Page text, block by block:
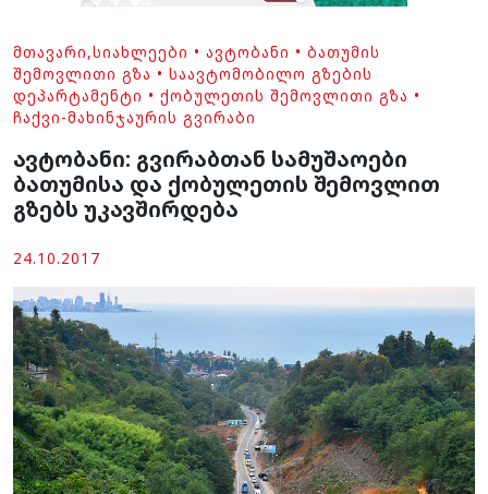
ᲛᲗᲐᲕᲐᲠᲘ,ᲡᲘᲐᲮᲚᲔᲔᲑᲘ • ᲐᲕᲢᲝᲑᲐᲜᲘ • ᲑᲐᲗᲣᲛᲘᲡ
ᲨᲔᲛᲝᲕᲚᲘᲗᲘ ᲒᲖᲐ • ᲡᲐᲐᲕᲢᲝᲛᲝᲑᲘᲚᲝ ᲒᲖᲔᲑᲘᲡ
ᲓᲔᲞᲐᲠᲢᲐᲛᲔᲜᲢᲘ • ᲥᲝᲑᲣᲚᲔᲗᲘᲡ ᲨᲔᲛᲝᲕᲚᲘᲗᲘ ᲒᲖᲐ •
ᲩᲐᲥᲕᲘ-ᲛᲐᲮᲘᲜᲯᲐᲣᲠᲘᲡ ᲒᲕᲘᲠᲐᲑᲘ
ავტობანი: გვირაბთან სამუშაოები
ბათუმისა და ქობულეთის შემოვლით
გზებს უკავშირდება
24.10.2017